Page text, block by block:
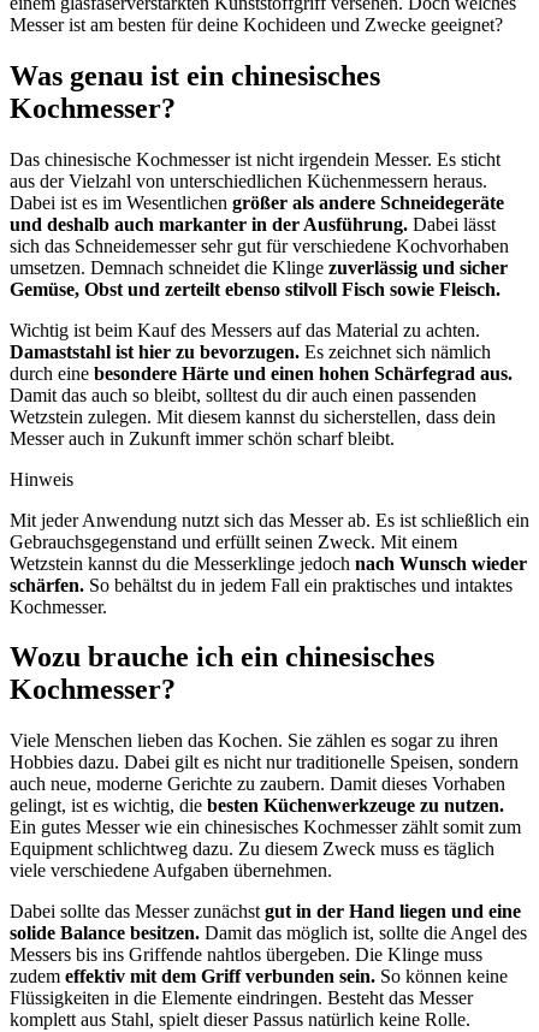
Messer ist am besten für deine Kochideen und Zwecke geeignet?
Was genau ist ein chinesisches
Kochmesser?
Das chinesische Kochmesser ist nicht irgendein Messer. Es sticht
aus der Vielzahl von unterschiedlichen Küchenmessern heraus.
Dabei ist es im Wesentlichen größer als andere Schneidegeräte
und deshalb auch markanter in der Ausführung. Dabei lässt
sich das Schneidemesser sehr gut für verschiedene Kochvorhaben
umsetzen. Demnach schneidet die Klinge zuverlässig und sicher
Gemüse, Obst und zerteilt ebenso stilvoll Fisch sowie Fleisch.
Wichtig ist beim Kauf des Messers auf das Material zu achten.
Damaststahl ist hier zu bevorzugen. Es zeichnet sich nämlich
durch eine besondere Härte und einen hohen Schärfegrad aus.
Damit das auch so bleibt, solltest du dir auch einen passenden
Wetzstein zulegen. Mit diesem kannst du sicherstellen, dass dein
Messer auch in Zukunft immer schön scharf bleibt.
Hinweis
Mit jeder Anwendung nutzt sich das Messer ab. Es ist schließlich ein
Gebrauchsgegenstand und erfüllt seinen Zweck. Mit einem
Wetzstein kannst du die Messerklinge jedoch nach Wunsch wieder
schärfen. So behältst du in jedem Fall ein praktisches und intaktes
Kochmesser.
Wozu brauche ich ein chinesisches
Kochmesser?
Viele Menschen lieben das Kochen. Sie zählen es sogar zu ihren
Hobbies dazu. Dabei gilt es nicht nur traditionelle Speisen, sondern
auch neue, moderne Gerichte zu zaubern. Damit dieses Vorhaben
gelingt, ist es wichtig, die besten Küchenwerkzeuge zu nutzen.
Ein gutes Messer wie ein chinesisches Kochmesser zählt somit zum
Equipment schlichtweg dazu. Zu diesem Zweck muss es täglich
viele verschiedene Aufgaben übernehmen.
Dabei sollte das Messer zunächst gut in der Hand liegen und eine
solide Balance besitzen. Damit das möglich ist, sollte die Angel des
Messers bis ins Griffende nahtlos übergeben. Die Klinge muss
zudem effektiv mit dem Griff verbunden sein. So können keine
Flüssigkeiten in die Elemente eindringen. Besteht das Messer
komplett aus Stahl, spielt dieser Passus natürlich keine Rolle.